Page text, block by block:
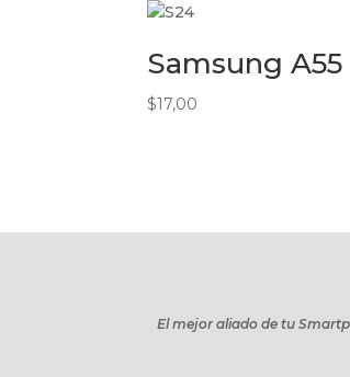
Samsung A55
$17,00
El mejor aliado de tu